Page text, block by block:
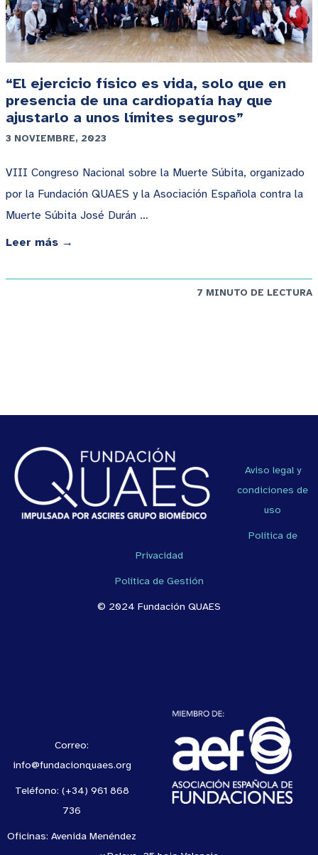
“El ejercicio físico es vida, solo que en
presencia de una cardiopatía hay que
ajustarlo a unos límites seguros”
3 NOVIEMBRE, 2023
VIII Congreso Nacional sobre la Muerte Súbita, organizado
por la Fundación QUAES y la Asociación Española contra la
Muerte Súbita José Durán …
Leer más →
7 MINUTO DE LECTURA
Aviso legal y
condiciones de
uso
Política de
Privacidad
Política de Gestión
© 2024 Fundación QUAES
Correo:
info@fundacionquaes.org
Teléfono: (+34) 961 868
736
Oficinas: Avenida Menéndez